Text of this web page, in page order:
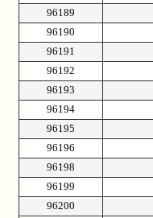
96189
96190
96191
96192
96193
96194
96195
96196
96198
96199
96200